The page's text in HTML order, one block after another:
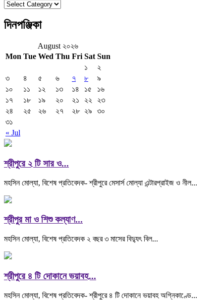
বিভাগ
দিনপঞ্জিকা
August ২০২৬
Mon Tue Wed Thu Fri Sat Sun
« Jul
১
২
৩
৪ ৫ ৬ ৭ ৮
৯
১০
১১ ১২ ১৩ ১৪ ১৫
১৬
১৭
১৮ ১৯ ২০ ২১ ২২
২৩
২৪
২৫ ২৬ ২৭ ২৮ ২৯
৩০
৩১
শ্রীপুরে ২ টি সার ও...
মহসিন মোল্যা, বিশেষ প্রতিবেদক- শ্রীপুরে মেসার্স মোল্যা এন্টারপ্রাইজ ও নীল...
শ্রীপুর মা ও শিশু কল্যাণ...
মহসিন মোল্যা, বিশেষ প্রতিবেদক ২ বছর ৩ মাসের বিদ্যুৎ বিল...
শ্রীপুরে ৪ টি দোকানে ভয়াবহ...
মহসিন মোল্যা, বিশেষ প্রতিবেদক- শ্রীপুরে ৪ টি দোকানে ভয়াবহ অগ্নিকাণ্ডে...